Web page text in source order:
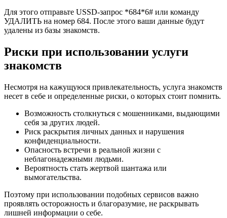
Для этого отправьте USSD-запрос *684*6# или команду
УДАЛИТЬ на номер 684. После этого ваши данные будут
удалены из базы знакомств.
Риски при использовании услуги
знакомств
Несмотря на кажущуюся привлекательность, услуга знакомств
несет в себе и определенные риски, о которых стоит помнить.
Возможность столкнуться с мошенниками, выдающими
себя за других людей.
Риск раскрытия личных данных и нарушения
конфиденциальности.
Опасность встречи в реальной жизни с
неблагонадежными людьми.
Вероятность стать жертвой шантажа или
вымогательства.
Поэтому при использовании подобных сервисов важно
проявлять осторожность и благоразумие, не раскрывать
лишней информации о себе.